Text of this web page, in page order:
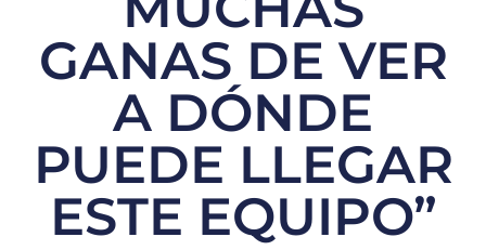
GANAS DE VER
A DÓNDE
PUEDE LLEGAR
ESTE EQUIPO”